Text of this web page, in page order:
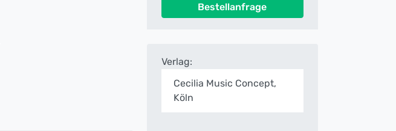
Bestellanfrage
Verlag:
Cecilia Music Concept,
Köln